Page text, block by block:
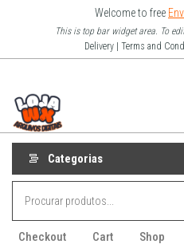
o
Welcome to free
This is top bar widget area. To
Delivery | Terms and
Arquivo
Digitais
Categorias
Checkout Cart Shop